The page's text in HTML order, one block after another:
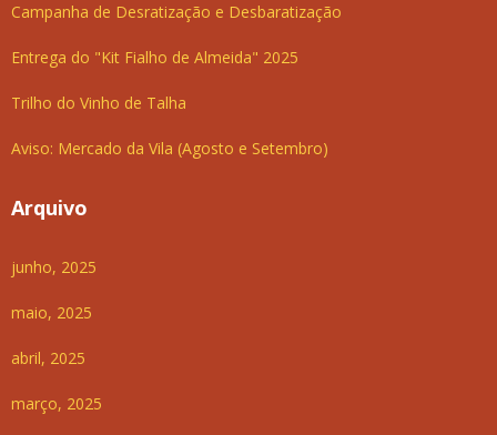
Campanha de Desratização e Desbaratização
Entrega do "Kit Fialho de Almeida" 2025
Trilho do Vinho de Talha
Aviso: Mercado da Vila (Agosto e Setembro)
Arquivo
junho, 2025
maio, 2025
abril, 2025
março, 2025